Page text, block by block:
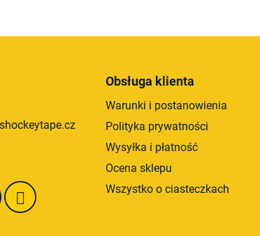
Obsługa klienta
Warunki i postanowienia
Polityka prywatności
Wysyłka i płatność
Ocena sklepu
Wszystko o ciasteczkach